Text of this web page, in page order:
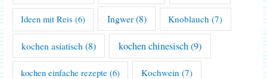
Ideen mit Reis (6) Ingwer(8) Knoblauch (7)
kochen asiatisch (8) kochen chinesisch(9)
kochen einfache rezepte (6) Kochwein (7)